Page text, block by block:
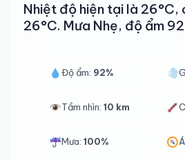
Nhiệt độ hiện tại là 26°C,
26°C. Mưa Nhẹ, độ ẩm
Độ ẩm: 92%
Tầm nhìn: 10 km
Mưa: 100%